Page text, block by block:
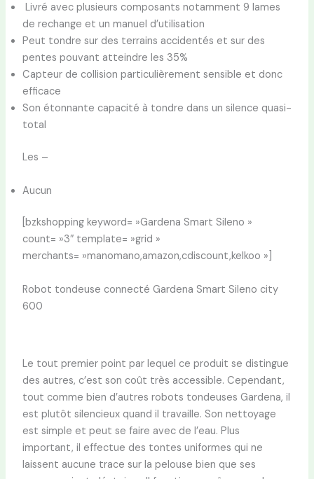
Livré avec plusieurs composants notamment 9 lames
de rechange et un manuel d’utilisation
Peut tondre sur des terrains accidentés et sur des
pentes pouvant atteindre les 35%
Capteur de collision particulièrement sensible et donc
efficace
Son étonnante capacité à tondre dans un silence quasi-
total
Les –
Aucun
[bzkshopping keyword= »Gardena Smart Sileno »
count= »3″ template= »grid »
merchants= »manomano,amazon,cdiscount,kelkoo »]
Robot tondeuse connecté Gardena Smart Sileno city
600
Le tout premier point par lequel ce produit se distingue
des autres, c’est son coût très accessible. Cependant,
tout comme bien d’autres robots tondeuses Gardena, il
est plutôt silencieux quand il travaille. Son nettoyage
est simple et peut se faire avec de l’eau. Plus
important, il effectue des tontes uniformes qui ne
laissent aucune trace sur la pelouse bien que ses